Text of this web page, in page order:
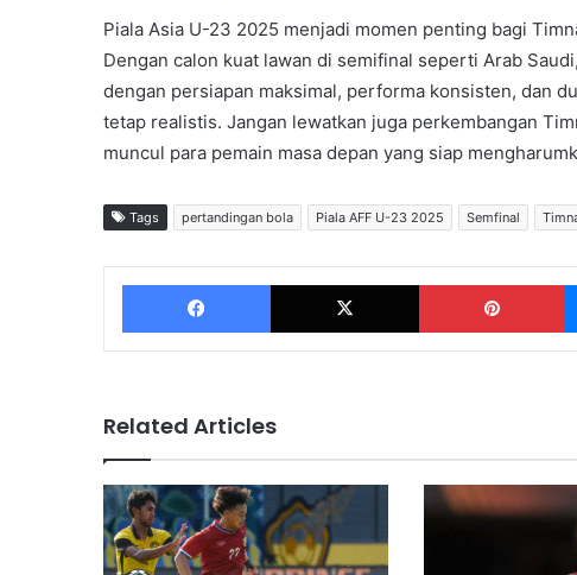
Piala Asia U-23 2025 menjadi momen penting bagi
Dengan calon kuat lawan di semifinal seperti Arab
dengan persiapan maksimal, performa konsisten, dan
tetap realistis. Jangan lewatkan juga perkembangan
muncul para pemain masa depan yang siap
Tags pertandingan bola Piala AFF U-23 2025 Semfinal
Facebook X Pinterest
Related Articles